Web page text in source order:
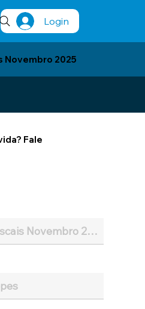
Login
Novembro 2025
Fale